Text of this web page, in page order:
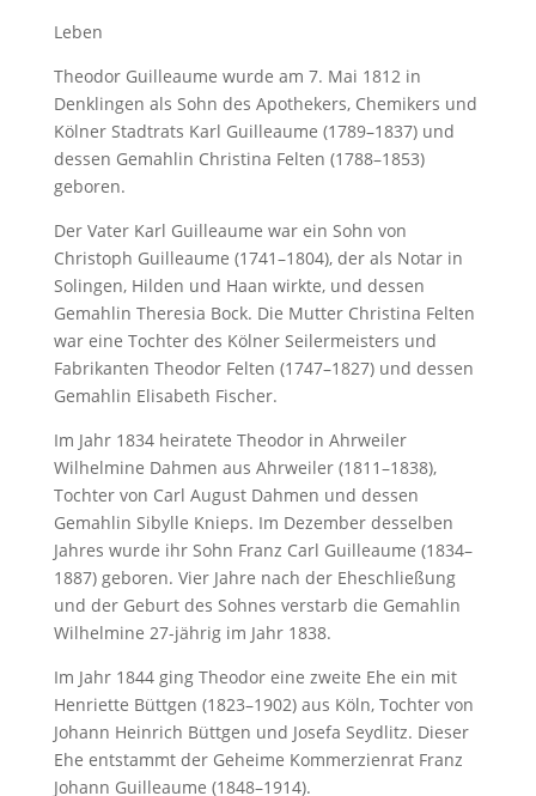
Leben
Theodor Guilleaume wurde am 7. Mai 1812 in
Denklingen als Sohn des Apothekers, Chemikers und
Kölner Stadtrats Karl Guilleaume (1789–1837) und
dessen Gemahlin Christina Felten (1788–1853)
geboren.
Der Vater Karl Guilleaume war ein Sohn von
Christoph Guilleaume (1741–1804), der als Notar in
Solingen, Hilden und Haan wirkte, und dessen
Gemahlin Theresia Bock. Die Mutter Christina Felten
war eine Tochter des Kölner Seilermeisters und
Fabrikanten Theodor Felten (1747–1827) und dessen
Gemahlin Elisabeth Fischer.
Im Jahr 1834 heiratete Theodor in Ahrweiler
Wilhelmine Dahmen aus Ahrweiler (1811–1838),
Tochter von Carl August Dahmen und dessen
Gemahlin Sibylle Knieps. Im Dezember desselben
Jahres wurde ihr Sohn Franz Carl Guilleaume (1834–
1887) geboren. Vier Jahre nach der Eheschließung
und der Geburt des Sohnes verstarb die Gemahlin
Wilhelmine 27-jährig im Jahr 1838.
Im Jahr 1844 ging Theodor eine zweite Ehe ein mit
Henriette Büttgen (1823–1902) aus Köln, Tochter von
Johann Heinrich Büttgen und Josefa Seydlitz. Dieser
Ehe entstammt der Geheime Kommerzienrat Franz
Johann Guilleaume (1848–1914).